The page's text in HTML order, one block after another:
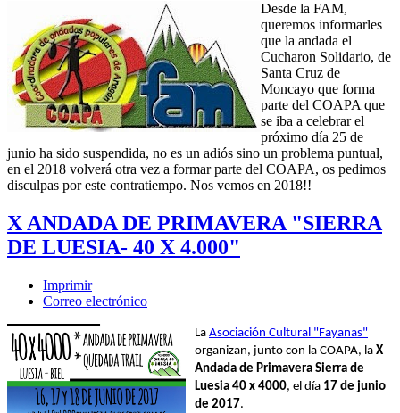
Desde la FAM,
queremos informarles
que la andada el
Cucharon Solidario, de
Santa Cruz de
Moncayo que forma
parte del COAPA que
se iba a celebrar el
próximo día 25 de
junio ha sido suspendida, no es un adiós sino un problema puntual,
en el 2018 volverá otra vez a formar parte del COAPA, os pedimos
disculpas por este contratiempo. Nos vemos en 2018!!
X ANDADA DE PRIMAVERA "SIERRA
DE LUESIA- 40 X 4.000"
Imprimir
Correo electrónico
La Asociación Cultural "Fayanas"
organizan, junto con la COAPA, la X
Andada de Primavera Sierra de
Luesia 40 x 4000, el día 17 de junio
de 2017.